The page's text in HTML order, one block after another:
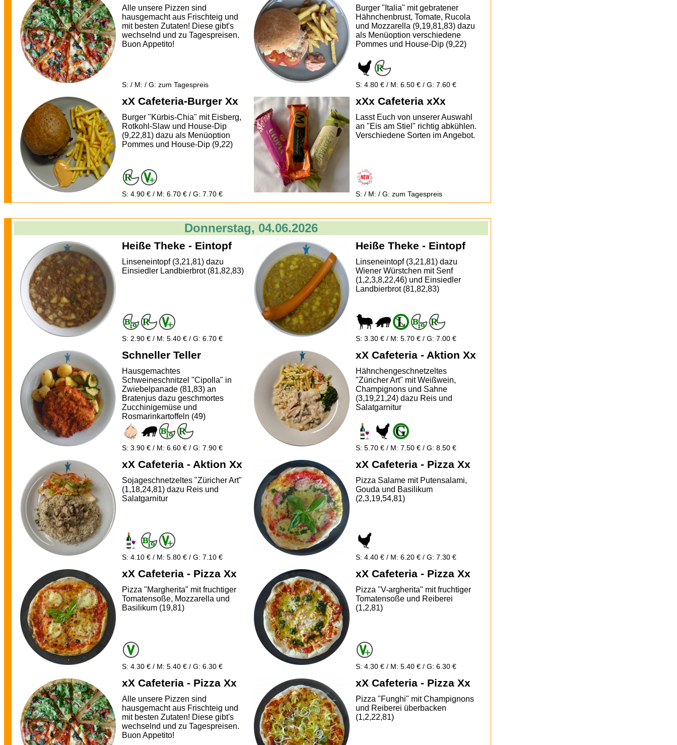
Alle unsere Pizzen sind
hausgemacht aus Frischteig und
mit besten Zutaten! Diese gibt's
wechselnd und zu Tagespreisen.
Buon Appetito!
S: / M: / G: zum Tagespreis
Burger "Italia" mit gebratener
Hähnchenbrust, Tomate, Rucola
und Mozzarella (9,19,81,83) dazu
als Menüoption verschiedene
Pommes und House-Dip (9,22)
S: 4.80 € / M: 6.50 € / G: 7.60 €
xX Cafeteria-Burger Xx
Burger "Kürbis-Chia" mit Eisberg,
Rotkohl-Slaw und House-Dip
(9,22,81) dazu als Menüoption
Pommes und House-Dip (9,22)
S: 4.90 € / M: 6.70 € / G: 7.70 €
xXx Cafeteria xXx
Lasst Euch von unserer Auswahl
an "Eis am Stiel" richtig abkühlen.
Verschiedene Sorten im Angebot.
S: / M: / G: zum Tagespreis
Donnerstag, 04.06.2026
Heiße Theke - Eintopf
Linseneintopf (3,21,81) dazu
Einsiedler Landbierbrot (81,82,83)
S: 2.90 € / M: 5.40 € / G: 6.70 €
Heiße Theke - Eintopf
Linseneintopf (3,21,81) dazu
Wiener Würstchen mit Senf
(1,2,3,8,22,46) und Einsiedler
Landbierbrot (81,82,83)
S: 3.30 € / M: 5.70 € / G: 7.00 €
Schneller Teller
Hausgemachtes
Schweineschnitzel "Cipolla" in
Zwiebelpanade (81,83) an
Bratenjus dazu geschmortes
Zucchinigemüse und
Rosmarinkartoffeln (49)
S: 3.90 € / M: 6.60 € / G: 7.90 €
xX Cafeteria - Aktion Xx
Hähnchengeschnetzeltes
"Züricher Art" mit Weißwein,
Champignons und Sahne
(3,19,21,24) dazu Reis und
Salatgarnitur
S: 5.70 € / M: 7.50 € / G: 8.50 €
xX Cafeteria - Aktion Xx
Sojageschnetzeltes "Züricher Art"
(1,18,24,81) dazu Reis und
Salatgarnitur
S: 4.10 € / M: 5.80 € / G: 7.10 €
xX Cafeteria - Pizza Xx
Pizza Salame mit Putensalami,
Gouda und Basilikum
(2,3,19,54,81)
S: 4.40 € / M: 6.20 € / G: 7.30 €
xX Cafeteria - Pizza Xx
Pizza "Margherita" mit fruchtiger
Tomatensoße, Mozzarella und
Basilikum (19,81)
S: 4.30 € / M: 5.40 € / G: 6.30 €
xX Cafeteria - Pizza Xx
Pizza "V-argherita" mit fruchtiger
Tomatensoße und Reiberei
(1,2,81)
S: 4.30 € / M: 5.40 € / G: 6.30 €
xX Cafeteria - Pizza Xx
Alle unsere Pizzen sind
hausgemacht aus Frischteig und
mit besten Zutaten! Diese gibt's
wechselnd und zu Tagespreisen.
Buon Appetito!
xX Cafeteria - Pizza Xx
Pizza "Funghi" mit Champignons
und Reiberei überbacken
(1,2,22,81)